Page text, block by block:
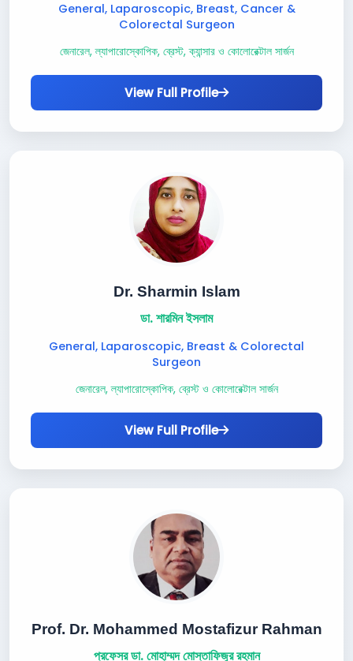
General, Laparoscopic, Breast, Cancer &
Colorectal Surgeon
জেনারেল, ল্যাপারোস্কোপিক, ব্রেস্ট, ক্যান্সার ও কোলোরেক্টাল সার্জন
View Full Profile
Dr. Sharmin Islam
ডা. শারমিন ইসলাম
General, Laparoscopic, Breast & Colorectal
Surgeon
জেনারেল, ল্যাপারোস্কোপিক, ব্রেস্ট ও কোলোরেক্টাল সার্জন
View Full Profile
Prof. Dr. Mohammed Mostafizur Rahman
প্রফেসর ডা. মোহাম্মদ মোস্তাফিজুর রহমান